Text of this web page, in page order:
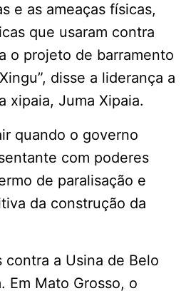
e as ameaças físicas,
que usaram contra
o projeto de barramento
disse a liderança a
xipaia, Juma Xipaia.
quando o governo
com poderes
de paralisação e
da construção da
contra a Usina de Belo
Em Mato Grosso, o